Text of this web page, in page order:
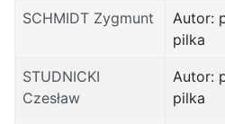
SCHMIDT Zygmunt
Autor:
pilka
STUDNICKI
Czesław
Autor:
pilka